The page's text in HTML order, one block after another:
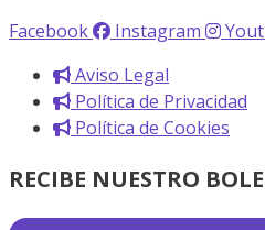
Facebook
Instagram
Aviso Legal
Política de Privacidad
Política de Cookies
RECIBE NUESTRO